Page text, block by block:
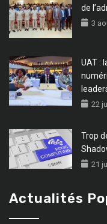
de
3
UAT :
22
Trop
21
Actualités